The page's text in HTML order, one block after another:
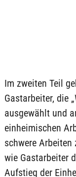
Im zweiten Teil
Gastarbeiter, die
ausgewählt und
einheimischen
schwere
wie Gastarbeiter
Aufstieg der